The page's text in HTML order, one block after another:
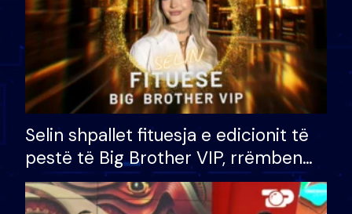
Selin shpallet fituesja e edicionit të
pestë të Big Brother VIP, rrëmben
çmimin e madh prej 100 mijë eurosh